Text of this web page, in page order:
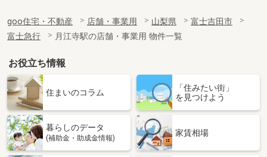
goo住宅・不動産 店舗・事業用 山梨県
富士吉田市
富士急行
月江寺駅の店舗・事業用 物件一覧
お役立ち情報
住まいのコラム
「住みたい街」
を見つけよう
暮らしのデータ
(補助金・助成金情報)
家賃相場